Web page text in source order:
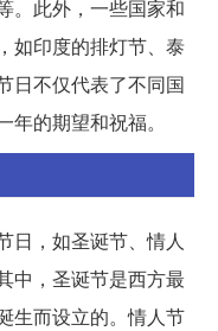
。此外，一些国家和
如印度的排灯节、泰
日不仅代表了不同国
的期望和祝福。
日，如圣诞节、情人
中，圣诞节是西方最
生而设立的。情人节